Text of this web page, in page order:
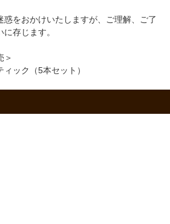
惑をおかけいたしますが、ご理解、ご了
存じます。
＞
ック（5本セット）